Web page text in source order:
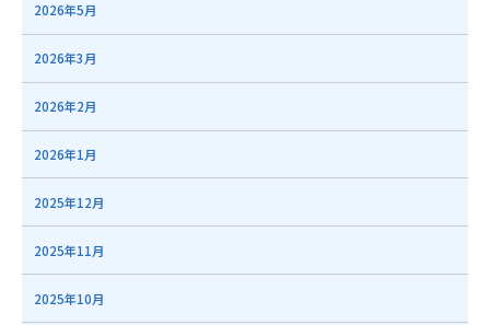
2026年5月
2026年3月
2026年2月
2026年1月
2025年12月
2025年11月
2025年10月